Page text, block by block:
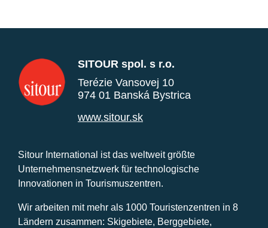
SITOUR spol. s r.o.
Terézie Vansovej 10
974 01 Banská Bystrica
www.sitour.sk
Sitour International ist das weltweit größte
Unternehmensnetzwerk für technologische
Innovationen in Tourismuszentren.
Wir arbeiten mit mehr als 1000 Touristenzentren in 8
Ländern zusammen: Skigebiete, Berggebiete,